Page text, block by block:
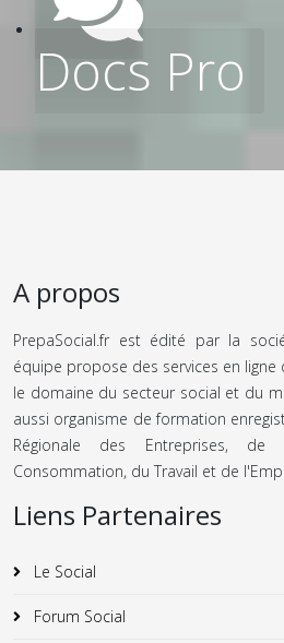
Docs Pro
A propos
PrepaSocial.fr est édité par la
équipe propose des services en
le domaine du secteur social et du
aussi organisme de formation
Régionale des Entreprises,
Consommation, du Travail et de
Liens Partenaires
Le Social
Forum Social